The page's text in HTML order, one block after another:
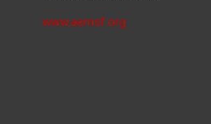
www.aemsf.org